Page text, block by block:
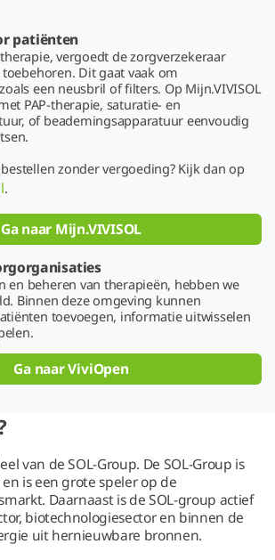
patiënten
vergoedt de zorgverzekeraar
Dit gaat vaak om
een neusbril of filters. Op Mijn.VIVISOL
PAP-therapie, saturatie- en
of beademingsapparatuur eenvoudig
zonder vergoeding? Kijk dan op
.
Ga naar Mijn.VIVISOL
en beheren van therapieën, hebben we
Binnen deze omgeving kunnen
toevoegen, informatie uitwisselen
Ga naar ViviOpen
van de SOL-Group. De SOL-Group is
is een grote speler op de
Daarnaast is de SOL-group actief
biotechnologiesector en binnen de
uit hernieuwbare bronnen.